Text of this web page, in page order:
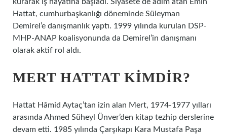
Hattat, cumhurbaşkanlığı döneminde Süleyman
Demirel’e danışmanlık yaptı. 1999 yılında kurulan DSP-
MHP-ANAP koalisyonunda da Demirel’in danışmanı
olarak aktif rol aldı.
MERT HATTAT KIMDIR?
Hattat Hâmid Aytaç’tan izin alan Mert, 1974-1977 yılları
arasında Ahmed Süheyl Ünver’den kitap tezhip derslerine
devam etti. 1985 yılında Çarşıkapı Kara Mustafa Paşa